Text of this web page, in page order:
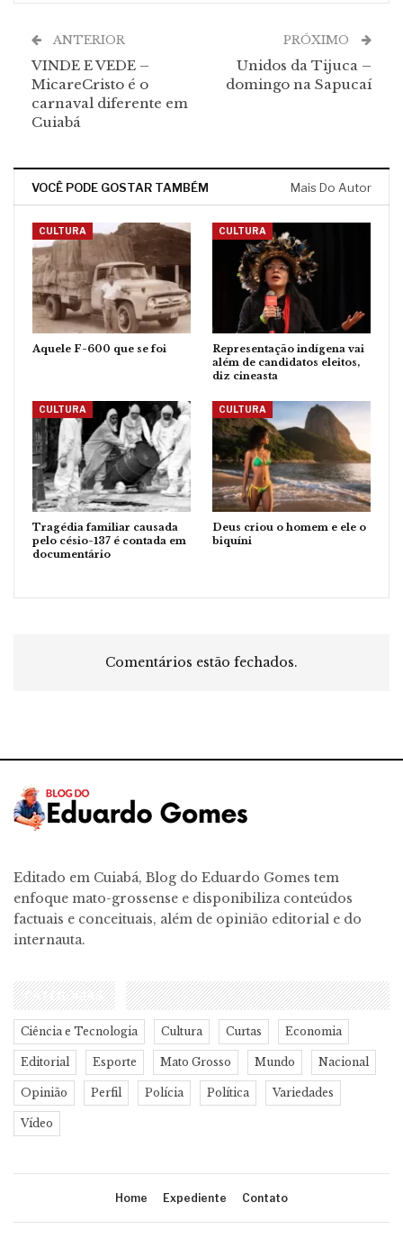
ANTERIOR
VINDE E VEDE –
MicareCristo é o
carnaval diferente em
Cuiabá
PRÓXIMO
Unidos da Tijuca –
domingo na Sapucaí
VOCÊ PODE GOSTAR TAMBÉM Mais Do Autor
CULTURA
Aquele F-600 que se foi
CULTURA
Representação indígena vai
além de candidatos eleitos,
diz cineasta
CULTURA
Tragédia familiar causada
pelo césio-137 é contada em
documentário
CULTURA
Deus criou o homem e ele o
biquíni
Comentários estão fechados.
Editado em Cuiabá, Blog do Eduardo Gomes tem
enfoque mato-grossense e disponibiliza conteúdos
factuais e conceituais, além de opinião editorial e do
internauta.
CATEGORIAS
Ciência e Tecnologia Cultura Curtas Economia
Editorial Esporte Mato Grosso Mundo Nacional
Opinião Perfil Polícia Política Variedades
Vídeo
Home Expediente Contato